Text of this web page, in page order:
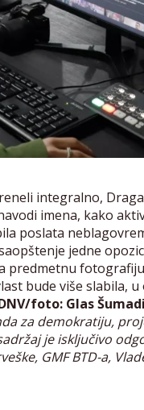
integralno,
imena, kako
poslata
jedne
predmetnu
bude više slabila,
foto: Glas
za demokratiju,
je isključivo
GMF BTD-a,